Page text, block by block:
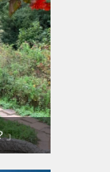
」